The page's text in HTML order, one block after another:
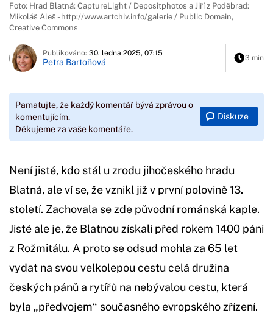
Foto: Hrad Blatná: CaptureLight / Depositphotos a Jiří z Poděbrad:
Mikoláš Aleš - http://www.artchiv.info/galerie / Public Domain,
Creative Commons
Publikováno: 30. ledna 2025, 07:15
Petra Bartoňová 3 min
Pamatujte, že každý komentář bývá zprávou o
komentujícím.
Děkujeme za vaše komentáře.
Diskuze
Není jisté, kdo stál u zrodu jihočeského hradu
Blatná, ale ví se, že vznikl již v první polovině 13.
století. Zachovala se zde původní románská kaple.
Jisté ale je, že Blatnou získali před rokem 1400 páni
z Rožmitálu. A proto se odsud mohla za 65 let
vydat na svou velkolepou cestu celá družina
českých pánů a rytířů na nebývalou cestu, která
byla „předvojem“ současného evropského zřízení.